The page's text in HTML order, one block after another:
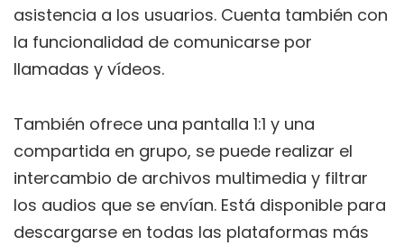
asistencia a los usuarios. Cuenta también con
la funcionalidad de comunicarse por
llamadas y vídeos.
También ofrece una pantalla 1:1 y una
compartida en grupo, se puede realizar el
intercambio de archivos multimedia y filtrar
los audios que se envían. Está disponible para
descargarse en todas las plataformas más